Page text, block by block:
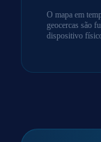
O mapa em
geocercas são
dispositivo